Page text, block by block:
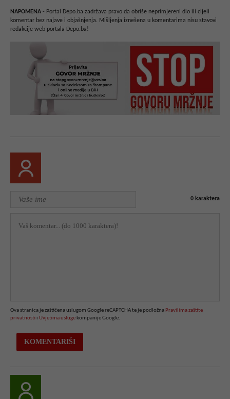
NAPOMENA - Portal Depo.ba zadržava pravo da obriše neprimjereni dio ili cijeli
komentar bez najave i objašnjenja. Mišljenja iznešena u komentarima nisu stavovi
redakcije web portala Depo.ba!
0 karaktera
Ova stranica je zaštićena uslugom Google reCAPTCHA te je podložna Pravilima zaštite
privatnosti i Uvjetima usluge kompanije Google.